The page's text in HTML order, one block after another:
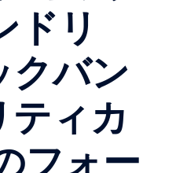
ドリ
クバン
ティカ
フォー